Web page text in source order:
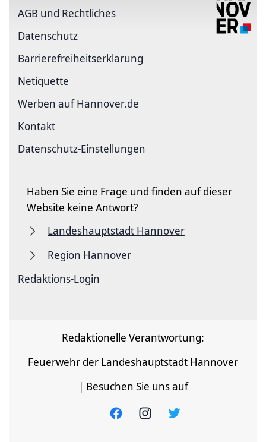
AGB und Rechtliches
Datenschutz
Barriere­freiheits­erklärung
Netiquette
Werben auf Hannover.de
Kontakt
Datenschutz-Einstellungen
Haben Sie eine Frage und finden auf dieser
Website keine Antwort?
Landeshauptstadt Hannover
Region Hannover
Redaktions-Login
Redaktionelle Verantwortung:
Feuerwehr der Landeshauptstadt Hannover
| Besuchen Sie uns auf